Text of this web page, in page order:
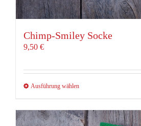
Chimp-Smiley Socke
9,50 €
Ausführung wählenDieses
weist
mehrere